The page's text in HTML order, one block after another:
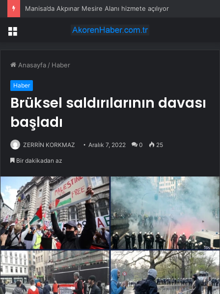
Manisa’da Akpınar Mesire Alanı hizmete açılıyor
Menü
Anasayfa / Haber
Haber
Brüksel saldırılarının davası
başladı
ZERRİN KORKMAZ Aralık 7, 2022 0 25
Bir dakikadan az